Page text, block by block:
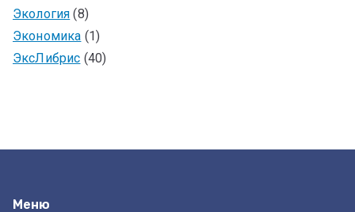
Экология (8)
Экономика (1)
ЭксЛибрис (40)
Меню